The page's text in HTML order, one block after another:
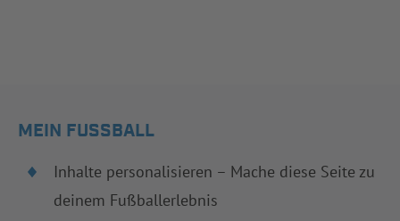
MEIN FUSSBALL
Inhalte personalisieren – Mache diese Seite zu
deinem Fußballerlebnis